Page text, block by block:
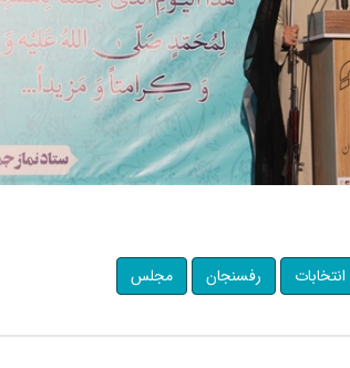
انتخابات رفسنجان مجلس